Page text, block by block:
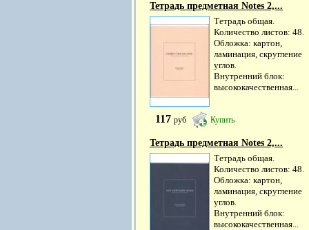
Тетрадь предметная Notes 2,...
Тетрадь общая.
Количество листов: 48.
Обложка: картон,
ламинация, скругление
углов.
Внутренний блок:
высококачественная...
117 руб Купить
Тетрадь предметная Notes 2,...
Тетрадь общая.
Количество листов: 48.
Обложка: картон,
ламинация, скругление
углов.
Внутренний блок:
высококачественная...